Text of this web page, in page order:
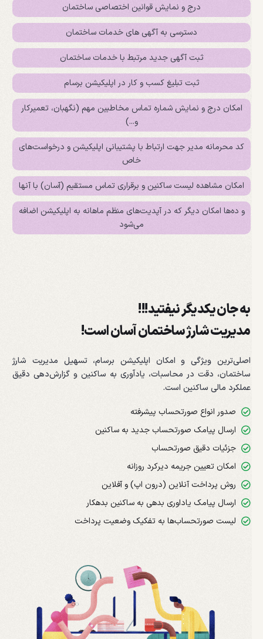
درج و نمایش قوانین اختصاصی ساختمان
دسترسی به آگهی های خدمات ساختمان
ثبت آگهی جدید مرتبط با خدمات ساختمان
ثبت تبلیغ کسب و کار در اپلیکیشن برسام
امکان درج و نمایش شماره تماس مخاطبین مهم (نگهبان، تعمیرکار
و...)
کد محرمانه مدیر جهت ارتباط با پشتیبانی اپلیکیشن و درخواست‌های
خاص
امکان مشاهده لیست ساکنین و برقراری تماس مستقیم (آسان) با آنها
و ده‌ها امکان دیگر که در آپدیت‌های منظم ماهانه به اپلیکیشن اضافه
می‌شود
به جان یکدیگر نیفتید!!!
مدیریت شارژ ساختمان آسان است!
اصلی‌ترین ویژگی و امکان اپلیکیشن برسام، تسهیل مدیریت شارژ
ساختمان، دقت در محاسبات، یادآوری به ساکنین و گزارش‌دهی دقیق
عملکرد مالی ساکنین است.
صدور انواع صورتحساب پیشرفته
ارسال پیامک صورتحساب جدید به ساکنین
جزئیات دقیق صورتحساب
امکان تعیین جریمه دیرکرد روزانه
روش پرداخت آنلاین (درون اپ) و آفلاین
ارسال پیامک یاداوری بدهی به ساکنین بدهکار
لیست صورتحساب‌ها به تفکیک وضعیت پرداخت